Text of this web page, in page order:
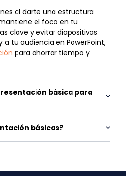
al darte una estructura
el foco en tu
clave y evitar diapositivas
tu audiencia en PowerPoint,
para ahorrar tiempo y
básica para
básicas?